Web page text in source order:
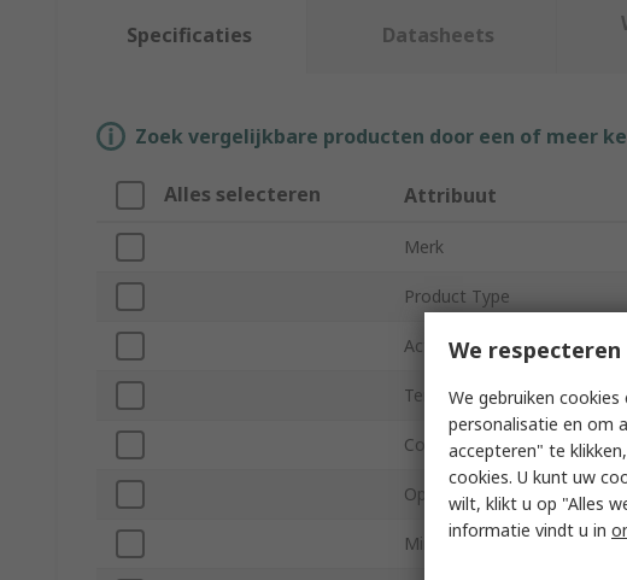
Specificaties Datasheets
Zoek vergelijkbare producten door een of meer
Alles selecteren Attribuut
Merk
Product Type
Actuator Type
Terminal Type
Contact Configuration
Operating Force
Minimum Operating
We
We gebruiken
personalisatie en om
accepteren" te
cookies. U kunt uw
wilt, klikt u op "Alles
informatie vindt u in